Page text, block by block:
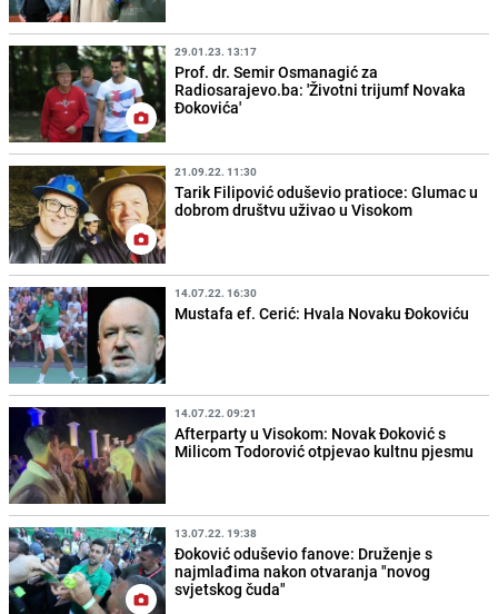
29.01.23. 13:17
Prof. dr. Semir Osmanagić za
Radiosarajevo.ba: 'Životni trijumf Novaka
Đokovića'
21.09.22. 11:30
Tarik Filipović oduševio pratioce: Glumac u
dobrom društvu uživao u Visokom
14.07.22. 16:30
Mustafa ef. Cerić: Hvala Novaku Đokoviću
14.07.22. 09:21
Afterparty u Visokom: Novak Đoković s
Milicom Todorović otpjevao kultnu pjesmu
13.07.22. 19:38
Đoković oduševio fanove: Druženje s
najmlađima nakon otvaranja "novog
svjetskog čuda"